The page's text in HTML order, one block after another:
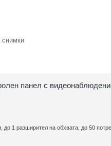
снимки
панел с
до 1 разширител на обхвата, до 50